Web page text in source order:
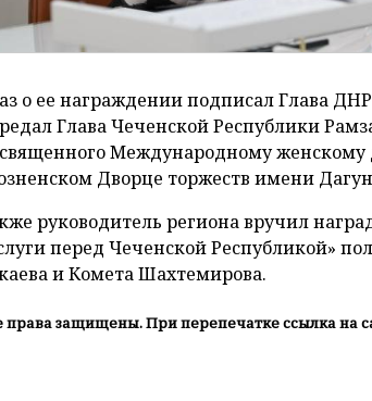
о ее награждении подписал Глава
Глава Чеченской Республики
Международному женскому
Дворце торжеств имени
руководитель региона вручил
перед Чеченской Республикой»
и Комета Шахтемирова.
права защищены. При перепечатке ссылка на